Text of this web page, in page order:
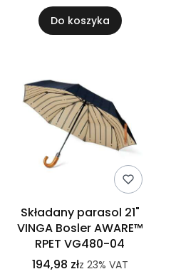
Do koszyka
Składany parasol 21"
VINGA Bosler AWARE™
RPET VG480-04
194,98 złz 23% VAT